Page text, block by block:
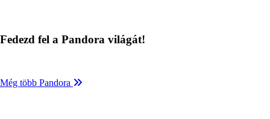
Fedezd fel a Pandora világát!
Még több Pandora